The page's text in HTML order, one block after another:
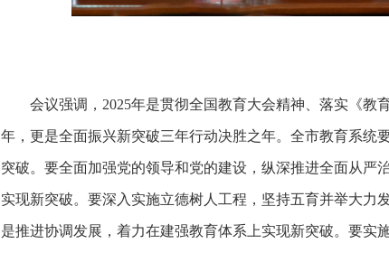
会议强调，2025年是贯彻全国教育大会精神、落实《教
年，更是全面振兴新突破三年行动决胜之年。全市教育系统
突破。要全面加强党的领导和党的建设，纵深推进全面从严
实现新突破。要深入实施立德树人工程，坚持五育并举大力
是推进协调发展，着力在建强教育体系上实现新突破。要实